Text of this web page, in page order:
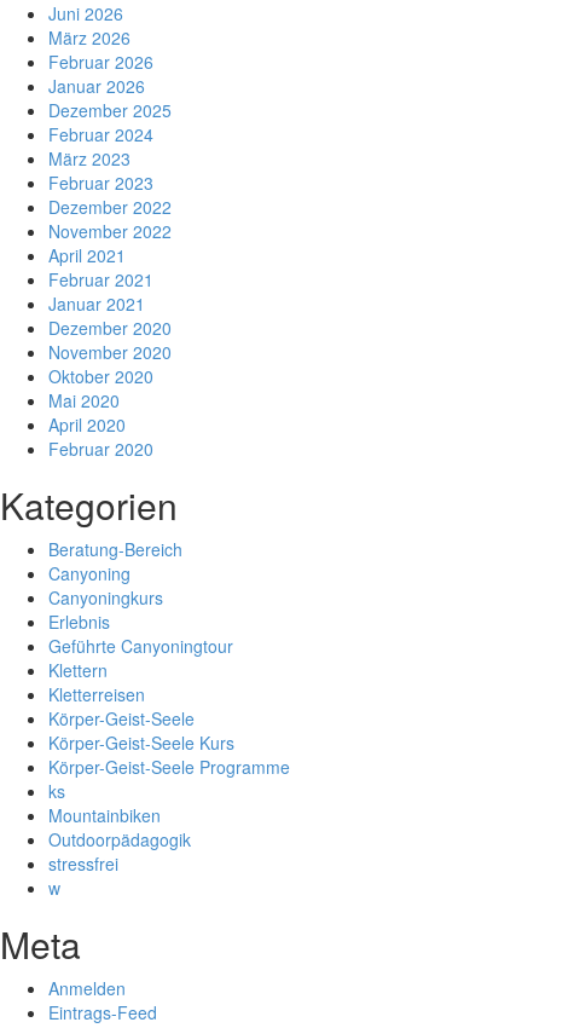
Juni 2026
März 2026
Februar 2026
Januar 2026
Dezember 2025
Februar 2024
März 2023
Februar 2023
Dezember 2022
November 2022
April 2021
Februar 2021
Januar 2021
Dezember 2020
November 2020
Oktober 2020
Mai 2020
April 2020
Februar 2020
Kategorien
Beratung-Bereich
Canyoning
Canyoningkurs
Erlebnis
Geführte Canyoningtour
Klettern
Kletterreisen
Körper-Geist-Seele
Körper-Geist-Seele Kurs
Körper-Geist-Seele Programme
ks
Mountainbiken
Outdoorpädagogik
stressfrei
w
Meta
Anmelden
Eintrags-Feed